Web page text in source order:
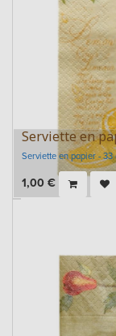
Serviette en
Serviette en papier - 33
1,00 €